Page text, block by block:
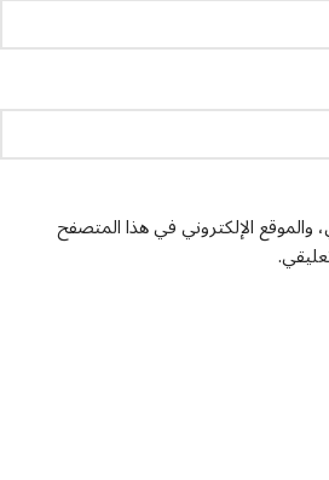
والموقع الإلكتروني في هذا المتصفح